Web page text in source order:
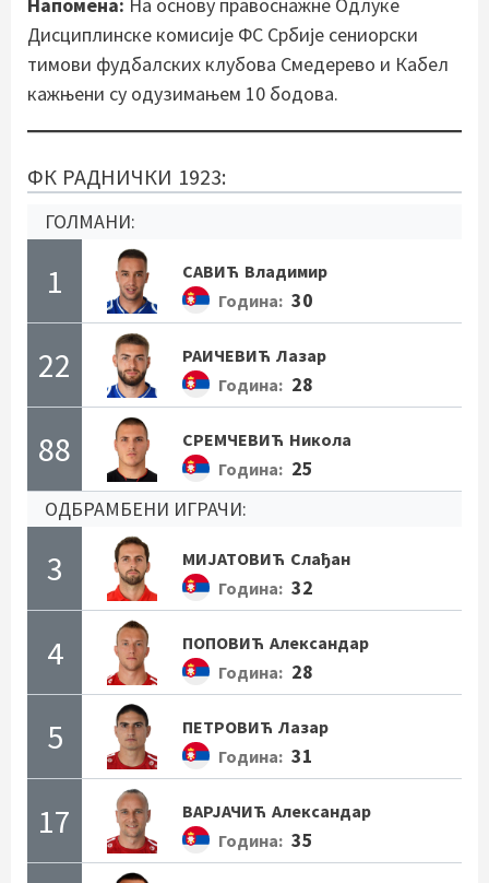
Дисциплинске комисије ФС Србије сениорски
тимови фудбалских клубова Смедерево и Кабел
кажњени су одузимањем 10 бодова.
ФК РАДНИЧКИ 1923:
ГОЛМАНИ:
1 САВИЋ Владимир
Година: 30
22 РАИЧЕВИЋ Лазар
Година: 28
88 СРЕМЧЕВИЋ Никола
Година: 25
ОДБРАМБЕНИ ИГРАЧИ:
3 МИЈАТОВИЋ Слађан
Година: 32
4 ПОПОВИЋ Александар
Година: 28
5 ПЕТРОВИЋ Лазар
Година: 31
17 ВАРЈАЧИЋ Александар
Година: 35